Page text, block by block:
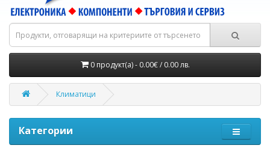
0 продукт(а) - 0.00€ / 0.00 лв.
Климатици
Категории